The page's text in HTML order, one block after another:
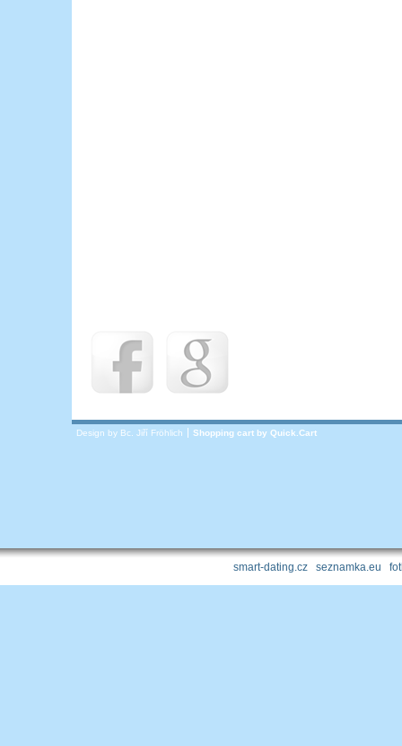
Design by Bc. Jiří Fröhlich Shopping cart by Quick.Cart
smart-dating.cz seznamka.eu